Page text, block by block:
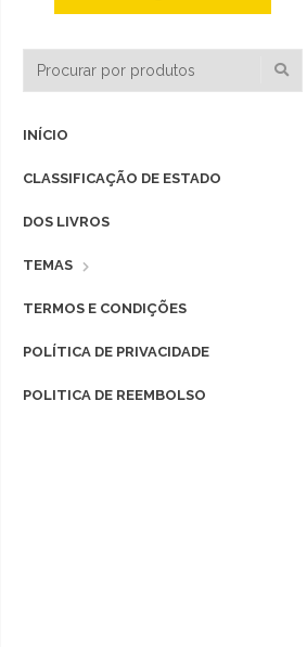
INÍCIO
CLASSIFICAÇÃO DE ESTADO
DOS LIVROS
TEMAS
TERMOS E CONDIÇÕES
POLÍTICA DE PRIVACIDADE
POLITICA DE REEMBOLSO